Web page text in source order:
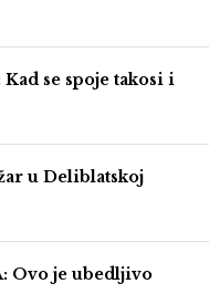
se spoje takosi i
u Deliblatskoj
Ovo je ubedljivo